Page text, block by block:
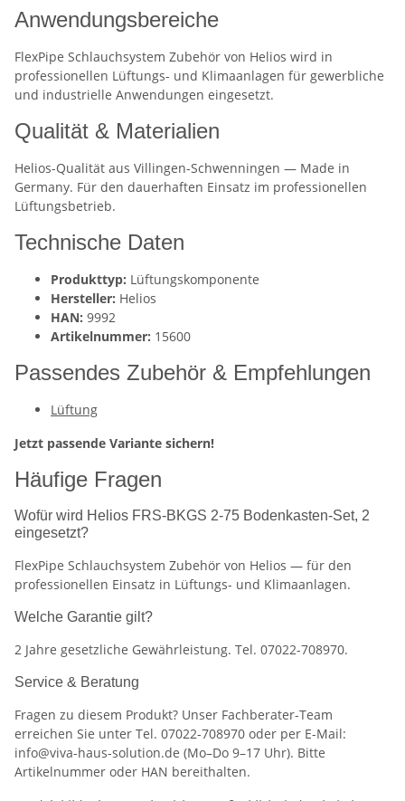
Anwendungsbereiche
FlexPipe Schlauchsystem Zubehör von Helios wird in
professionellen Lüftungs- und Klimaanlagen für gewerbliche
und industrielle Anwendungen eingesetzt.
Qualität & Materialien
Helios-Qualität aus Villingen-Schwenningen — Made in
Germany. Für den dauerhaften Einsatz im professionellen
Lüftungsbetrieb.
Technische Daten
Produkttyp: Lüftungskomponente
Hersteller: Helios
HAN: 9992
Artikelnummer: 15600
Passendes Zubehör & Empfehlungen
Lüftung
Jetzt passende Variante sichern!
Häufige Fragen
Wofür wird Helios FRS-BKGS 2-75 Bodenkasten-Set, 2
eingesetzt?
FlexPipe Schlauchsystem Zubehör von Helios — für den
professionellen Einsatz in Lüftungs- und Klimaanlagen.
Welche Garantie gilt?
2 Jahre gesetzliche Gewährleistung. Tel. 07022-708970.
Service & Beratung
Fragen zu diesem Produkt? Unser Fachberater-Team
erreichen Sie unter Tel. 07022-708970 oder per E-Mail:
info@viva-haus-solution.de (Mo–Do 9–17 Uhr). Bitte
Artikelnummer oder HAN bereithalten.